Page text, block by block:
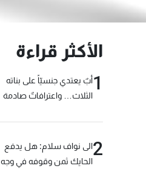
الأكثر قراءة
1أبٌ يعتدي جنسيّاً على بناته
الثلاث… واعترافاتٌ صادمة
2الى نواف سلام: هل يدفع
الحايك ثمن وقوفه في وجه